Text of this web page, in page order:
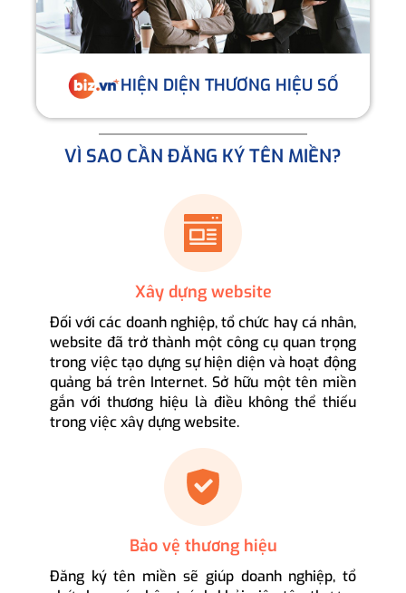
HIỆN DIỆN THƯƠNG HIỆU SỐ
VÌ SAO CẦN ĐĂNG KÝ TÊN MIỀN?
Xây dựng website
Đối với các doanh nghiệp, tổ chức hay cá nhân,
website đã trở thành một công cụ quan trọng
trong việc tạo dựng sự hiện diện và hoạt động
quảng bá trên Internet. Sở hữu một tên miền
gắn với thương hiệu là điều không thể thiếu
trong việc xây dựng website.
Bảo vệ thương hiệu
Đăng ký tên miền sẽ giúp doanh nghiệp, tổ